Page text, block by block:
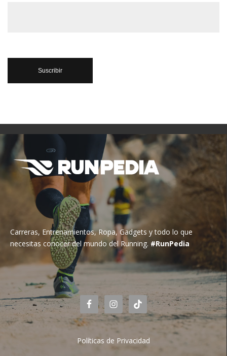
Carreras, Entrenamientos, Ropa, Gadgets y todo lo que
necesitas conocer del mundo del Running. #RunPedia
Políticas de Privacidad